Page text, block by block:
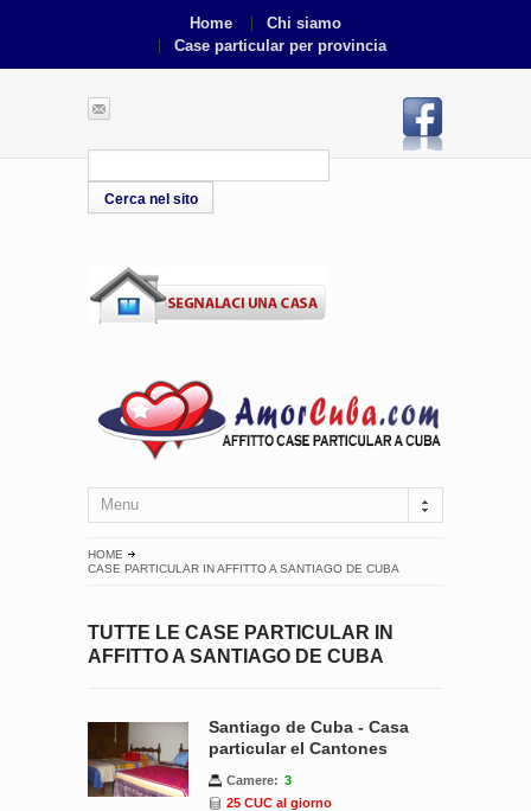
Home
Chi siamo
Case particular per provincia
Menu
HOME
CASE PARTICULAR IN AFFITTO A SANTIAGO DE CUBA
TUTTE LE CASE PARTICULAR IN
AFFITTO A SANTIAGO DE CUBA
Santiago de Cuba - Casa
particular el Cantones
Camere: 3
25 CUC al giorno